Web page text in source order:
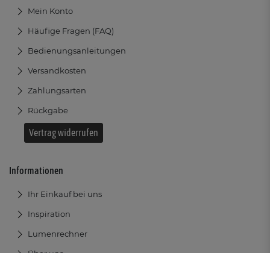
Mein Konto
Häufige Fragen (FAQ)
Bedienungsanleitungen
Versandkosten
Zahlungsarten
Rückgabe
Vertrag widerrufen
Informationen
Ihr Einkauf bei uns
Inspiration
Lumenrechner